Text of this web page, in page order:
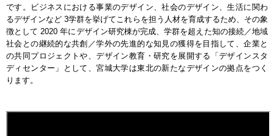
です。ビジネスにおける事業のデザイン、社会のデザイン、生活に関わ
るデザインなど 3学群を挙げてこれらを担う人材を育成するため、その象
徴として 2020 年にデザイン研究棟が完成、学群を超えた知の接続／地域
社会との継続的な共創／学外の先進的な知見の獲得を目指して、企業と
の共同プロジェクトや、デザイン教育・研究を展開する「デザインスタ
ディセンター」として、宮城大学は東北の新たなデザインの拠点をつく
ります。